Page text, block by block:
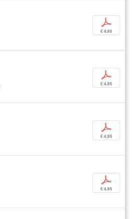
p
€ 4,95
p
€ 4,95
p
€ 4,95
p
€ 4,95